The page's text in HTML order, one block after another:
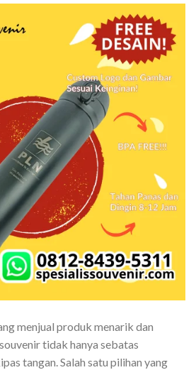
menjual produk menarik dan
tidak hanya sebatas
tangan. Salah satu pilihan yang